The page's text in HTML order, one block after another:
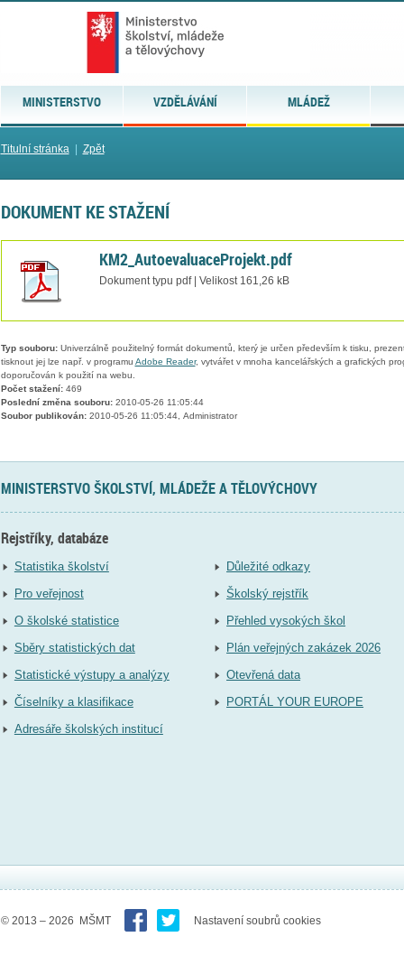
MINISTERSTVO VZDĚLÁVÁNÍ MLÁDEŽ
Titulní stránka| Zpět
DOKUMENT KE STAŽENÍ
KM2_AutoevaluaceProjekt.pdf
Dokument typu pdf | Velikost 161,26 kB
Typ souboru:Univerzálně použitelný formát dokumentů, který je určen především k tisku,
tisknout jej lze např. v programu Adobe Reader, vytvářet v mnoha kancelářských a grafických
doporučován k použití na webu.
Počet stažení:469
Poslední změna souboru:2010-05-26 11:05:44
Soubor publikován:2010-05-26 11:05:44, Administrator
MINISTERSTVO ŠKOLSTVÍ, MLÁDEŽE A TĚLOVÝCHOVY
Rejstříky, databáze
Statistika školství
Pro veřejnost
O školské statistice
Sběry statistických dat
Statistické výstupy a analýzy
Číselníky a klasifikace
Adresáře školských institucí
Důležité odkazy
Školský rejstřík
Přehled vysokých škol
Plán veřejných zakázek 2026
Otevřená data
PORTÁL YOUR EUROPE
© 2013 – 2026 MŠMT Nastavení soubrů cookies